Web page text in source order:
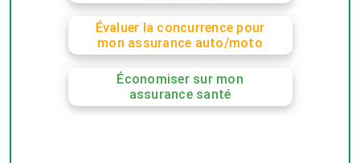
Évaluer la concurrence pour
mon assurance auto/moto
Économiser sur mon
assurance santé